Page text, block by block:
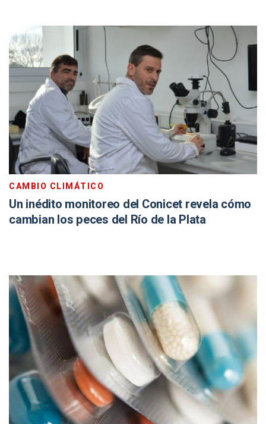
CAMBIO CLIMÁTICO
Un inédito monitoreo del Conicet revela cómo
cambian los peces del Río de la Plata